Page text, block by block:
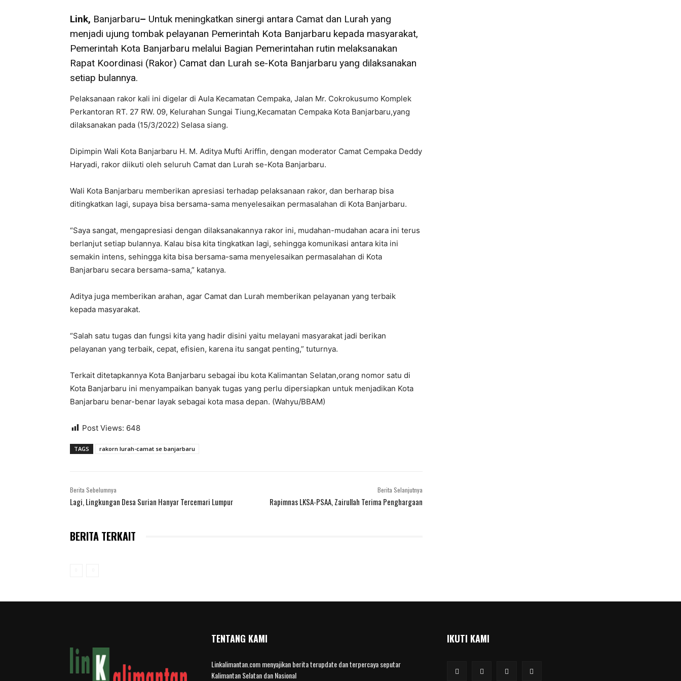
Link, Banjarbaru– Untuk meningkatkan sinergi antara Camat dan Lurah yang
menjadi ujung tombak pelayanan Pemerintah Kota Banjarbaru kepada masyarakat,
Pemerintah Kota Banjarbaru melalui Bagian Pemerintahan rutin melaksanakan
Rapat Koordinasi (Rakor) Camat dan Lurah se-Kota Banjarbaru yang dilaksanakan
setiap bulannya.
Pelaksanaan rakor kali ini digelar di Aula Kecamatan Cempaka, Jalan Mr. Cokrokusumo Komplek
Perkantoran RT. 27 RW. 09, Kelurahan Sungai Tiung,Kecamatan Cempaka Kota Banjarbaru,yang
dilaksanakan pada (15/3/2022) Selasa siang.
Dipimpin Wali Kota Banjarbaru H. M. Aditya Mufti Ariffin, dengan moderator Camat Cempaka Deddy
Haryadi, rakor diikuti oleh seluruh Camat dan Lurah se-Kota Banjarbaru.
Wali Kota Banjarbaru memberikan apresiasi terhadap pelaksanaan rakor, dan berharap bisa
ditingkatkan lagi, supaya bisa bersama-sama menyelesaikan permasalahan di Kota Banjarbaru.
“Saya sangat, mengapresiasi dengan dilaksanakannya rakor ini, mudahan-mudahan acara ini terus
berlanjut setiap bulannya. Kalau bisa kita tingkatkan lagi, sehingga komunikasi antara kita ini
semakin intens, sehingga kita bisa bersama-sama menyelesaikan permasalahan di Kota
Banjarbaru secara bersama-sama,” katanya.
Aditya juga memberikan arahan, agar Camat dan Lurah memberikan pelayanan yang terbaik
kepada masyarakat.
“Salah satu tugas dan fungsi kita yang hadir disini yaitu melayani masyarakat jadi berikan
pelayanan yang terbaik, cepat, efisien, karena itu sangat penting,” tuturnya.
Terkait ditetapkannya Kota Banjarbaru sebagai ibu kota Kalimantan Selatan,orang nomor satu di
Kota Banjarbaru ini menyampaikan banyak tugas yang perlu dipersiapkan untuk menjadikan Kota
Banjarbaru benar-benar layak sebagai kota masa depan. (Wahyu/BBAM)
Post Views: 648
TAGS rakorn lurah-camat se banjarbaru
Berita Sebelumnya
Lagi, Lingkungan Desa Surian Hanyar Tercemari Lumpur
Berita Selanjutnya
Rapimnas LKSA-PSAA, Zairullah Terima Penghargaan
BERITA TERKAIT
TENTANG KAMI
Linkalimantan.com menyajikan berita terupdate dan terpercaya seputar
Kalimantan Selatan dan Nasional
IKUTI KAMI